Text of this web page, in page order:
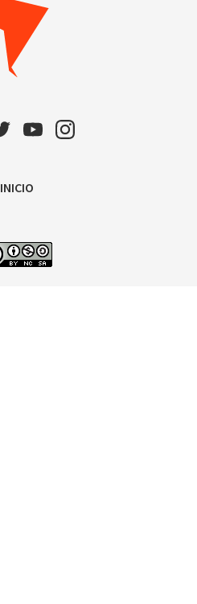
INICIO